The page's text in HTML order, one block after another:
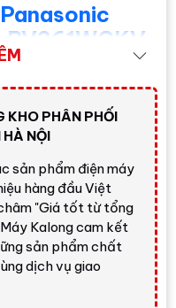
, trong đó ngăn lạnh
97 lít. Đây là mức
4 người, đặc biệt là gia
dùng rau củ, đồ
chế biến hằng ngày.
Inverter 325 lít
thiết kế ngăn đá
cấp nhưPrime
nước ngoài và làm đá tự
nếu bạn muốn một
KHO PHÂN PHỐI
NỘI
sản phẩm điện máy
hàng đầu Việt
"Giá tốt từ tổng
Kalong cam kết
sản phẩm chất
dịch vụ giao